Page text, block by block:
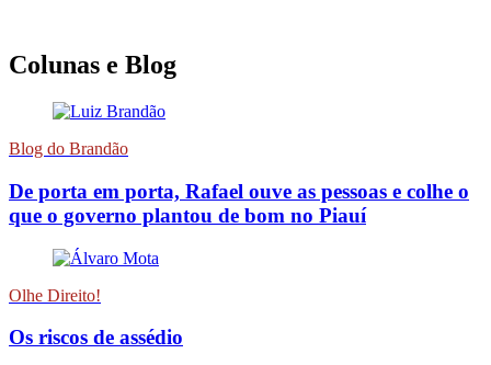
Colunas e Blog
Blog do Brandão
De porta em porta, Rafael ouve as pessoas e colhe o
que o governo plantou de bom no Piauí
Olhe Direito!
Os riscos de assédio